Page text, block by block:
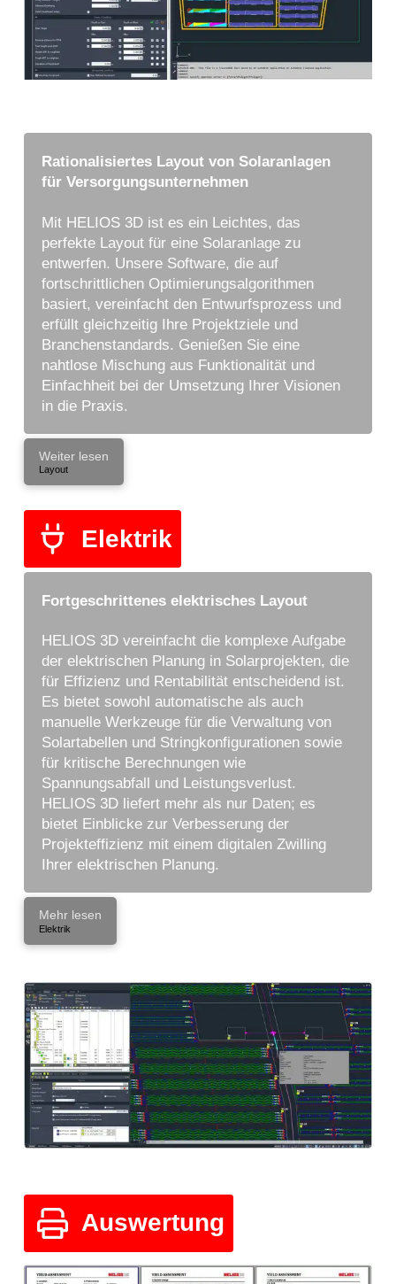
Rationalisiertes Layout von Solaranlagen
für Versorgungsunternehmen
Mit HELIOS 3D ist es ein Leichtes, das
perfekte Layout für eine Solaranlage zu
entwerfen. Unsere Software, die auf
fortschrittlichen Optimierungsalgorithmen
basiert, vereinfacht den Entwurfsprozess und
erfüllt gleichzeitig Ihre Projektziele und
Branchenstandards. Genießen Sie eine
nahtlose Mischung aus Funktionalität und
Einfachheit bei der Umsetzung Ihrer Visionen
in die Praxis.
Weiter lesen
Layout
Elektrik
Fortgeschrittenes elektrisches Layout
HELIOS 3D vereinfacht die komplexe Aufgabe
der elektrischen Planung in Solarprojekten, die
für Effizienz und Rentabilität entscheidend ist.
Es bietet sowohl automatische als auch
manuelle Werkzeuge für die Verwaltung von
Solartabellen und Stringkonfigurationen sowie
für kritische Berechnungen wie
Spannungsabfall und Leistungsverlust.
HELIOS 3D liefert mehr als nur Daten; es
bietet Einblicke zur Verbesserung der
Projekteffizienz mit einem digitalen Zwilling
Ihrer elektrischen Planung.
Mehr lesen
Elektrik
Auswertung